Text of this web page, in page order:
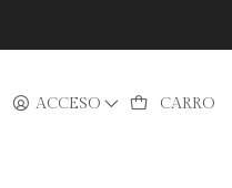
ACCESO CARRO